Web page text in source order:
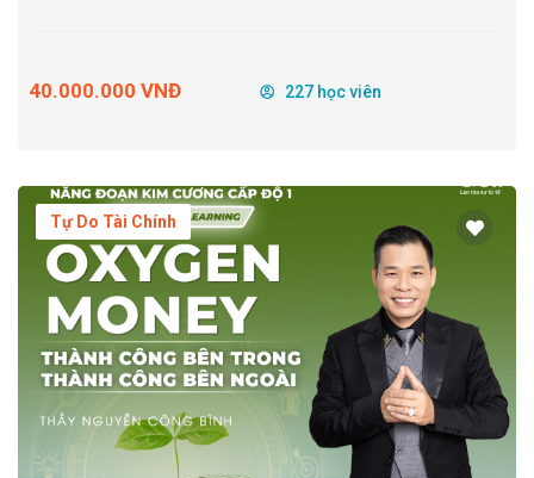
40.000.000 VNĐ 227 học viên
Tự Do Tài Chính